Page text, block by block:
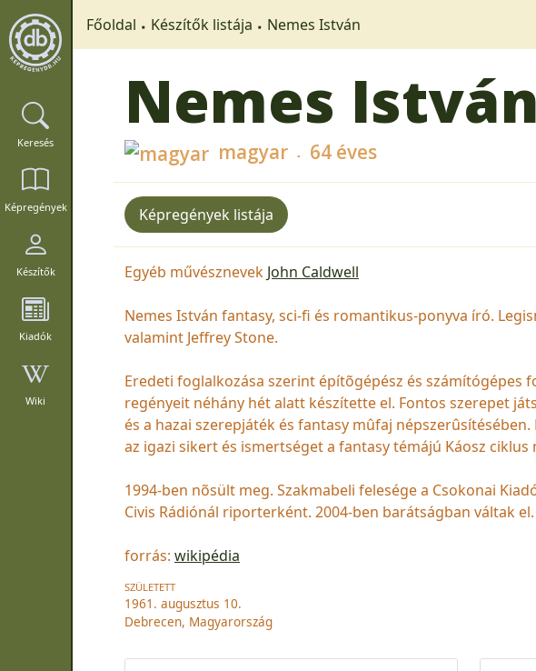
Keresés
Képregények
Készítők
Kiadók
Wiki
Főoldal Készítők listája Nemes István
Nemes István
magyar 64 éves
Képregények listája
Egyéb művésznevek John Caldwell
Nemes István fantasy, sci-fi és romantikus-ponyva író.
valamint Jeffrey Stone.
Eredeti foglalkozása szerint építõgépész és számítógépes
regényeit néhány hét alatt készítette el. Fontos szerepet
és a hazai szerepjáték és fantasy mûfaj
az igazi sikert és ismertséget a fantasy témájú Káosz
1994-ben nõsült meg. Szakmabeli felesége a Csokonai
Civis Rádiónál riporterként. 2004-ben barátságban váltak el.
forrás: wikipédia
SZÜLETETT
1961. augusztus 10.
Debrecen, Magyarország